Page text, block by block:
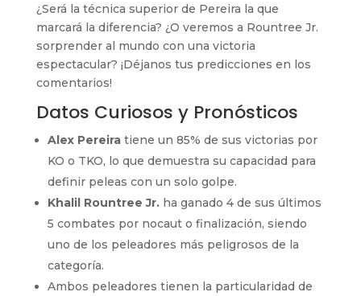
¿Será la técnica superior de Pereira la que
marcará la diferencia? ¿O veremos a Rountree Jr.
sorprender al mundo con una victoria
espectacular? ¡Déjanos tus predicciones en los
comentarios!
Datos Curiosos y Pronósticos
Alex Pereiratiene un 85% de sus victorias por
KO o TKO, lo que demuestra su capacidad para
definir peleas con un solo golpe.
Khalil Rountree Jr.ha ganado 4 de sus últimos
5 combates por nocaut o finalización, siendo
uno de los peleadores más peligrosos de la
categoría.
Ambos peleadores tienen la particularidad de